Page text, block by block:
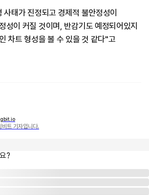
태가 진정되고 경제적 불안정성이
성이 커질 것이며, 반감기도 예정되어있지
차트 형성을 볼 수 있을 것 같다"고
비트 기자입니다.
?